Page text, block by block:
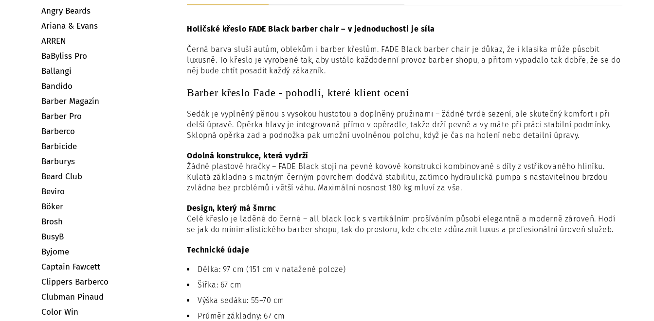
Angry Beards
Ariana & Evans
ARREN
BaByliss Pro
Ballangi
Bandido
Barber Magazín
Barber Pro
Barberco
Barbicide
Barburys
Beard Club
Beviro
Böker
Brosh
BusyB
Byjome
Captain Fawcett
Clippers Barberco
Clubman Pinaud
Color Win
Holičské křeslo FADE Black barber chair – v jednoduchosti je síla
Černá barva sluší autům, oblekům i barber křeslům. FADE Black barber chair je důkaz, že i klasika může působit
luxusně. To křeslo je vyrobené tak, aby ustálo každodenní provoz barber shopu, a přitom vypadalo tak dobře, že se do
něj bude chtít posadit každý zákazník.
Barber křeslo Fade - pohodlí, které klient ocení
Sedák je vyplněný pěnou s vysokou hustotou a doplněný pružinami – žádné tvrdé sezení, ale skutečný komfort i při
delší úpravě. Opěrka hlavy je integrovaná přímo v opěradle, takže drží pevně a vy máte při práci stabilní podmínky.
Sklopná opěrka zad a podnožka pak umožní uvolněnou polohu, když je čas na holení nebo detailní úpravy.
Odolná konstrukce, která vydrží
Žádné plastové hračky – FADE Black stojí na pevné kovové konstrukci kombinované s díly z vstřikovaného hliníku.
Kulatá základna s matným černým povrchem dodává stabilitu, zatímco hydraulická pumpa s nastavitelnou brzdou
zvládne bez problémů i větší váhu. Maximální nosnost 180 kg mluví za vše.
Design, který má šmrnc
Celé křeslo je laděné do černé – all black look s vertikálním prošíváním působí elegantně a moderně zároveň. Hodí
se jak do minimalistického barber shopu, tak do prostoru, kde chcete zdůraznit luxus a profesionální úroveň služeb.
Technické údaje
Délka: 97 cm (151 cm v natažené poloze)
Šířka: 67 cm
Výška sedáku: 55–70 cm
Průměr základny: 67 cm